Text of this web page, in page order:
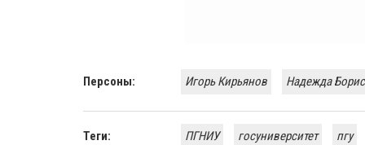
Персоны: Игорь Кирьянов Надежда
Теги: ПГНИУ госуниверситет пгу